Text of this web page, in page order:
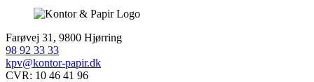
Farøvej 31, 9800 Hjørring
98 92 33 33
kpv@kontor-papir.dk
CVR: 10 46 41 96